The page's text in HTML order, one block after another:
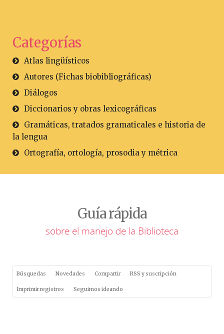
Categorías
Atlas lingüísticos
Autores (Fichas biobibliográficas)
Diálogos
Diccionarios y obras lexicográficas
Gramáticas, tratados gramaticales e historia de
la lengua
Ortografía, ortología, prosodia y métrica
Guía rápida
sobre el manejo de la Biblioteca
Búsquedas Novedades Compartir RSS y suscripción
Imprimir registros Seguimos ideando